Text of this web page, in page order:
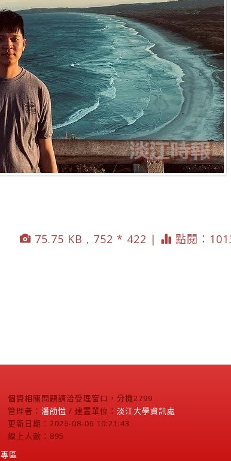
75.75 KB , 752 * 422 |
點閱：
個資相關問題請洽受理窗口，分機2799
管理者： 潘劭愷 / 建置單位： 淡江大學資訊處
更新日期：2026-08-06 10:21:43
線上人數：895
區